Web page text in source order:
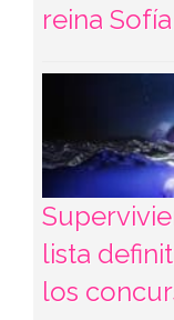
reina
lista
los